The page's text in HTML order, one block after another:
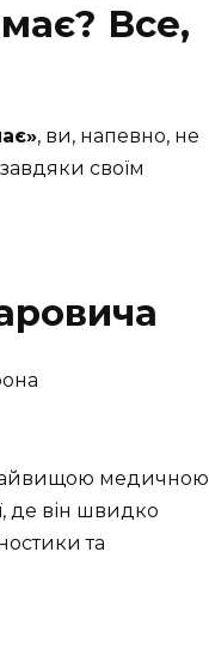
Все,
, ви, напевно, не
своїм
найвищою медичною
де він швидко
та